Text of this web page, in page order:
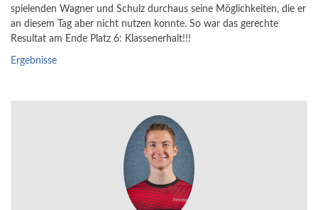
spielenden Wagner und Schulz durchaus seine Möglichkeiten, die er
an diesem Tag aber nicht nutzen konnte. So war das gerechte
Resultat am Ende Platz 6: Klassenerhalt!!!
Ergebnisse